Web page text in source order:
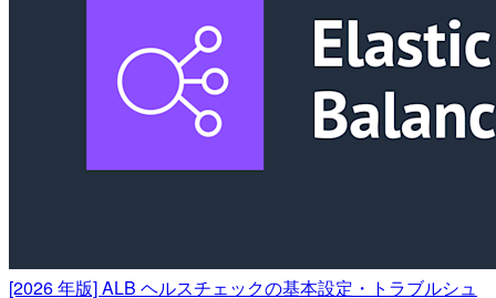
[2026 年版] ALB ヘルスチェックの基本設定・トラブルシュ